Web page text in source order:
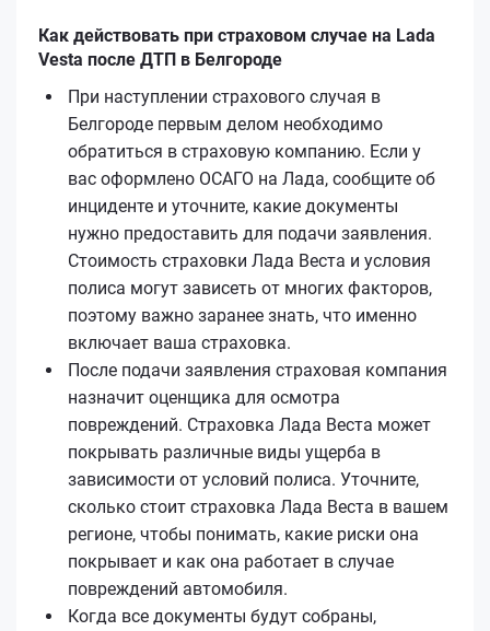
Как действовать при страховом случае на Lada
Vesta после ДТП в Белгороде
При наступлении страхового случая в
Белгороде первым делом необходимо
обратиться в страховую компанию. Если у
вас оформлено ОСАГО на Лада, сообщите об
инциденте и уточните, какие документы
нужно предоставить для подачи заявления.
Стоимость страховки Лада Веста и условия
полиса могут зависеть от многих факторов,
поэтому важно заранее знать, что именно
включает ваша страховка.
После подачи заявления страховая компания
назначит оценщика для осмотра
повреждений. Страховка Лада Веста может
покрывать различные виды ущерба в
зависимости от условий полиса. Уточните,
сколько стоит страховка Лада Веста в вашем
регионе, чтобы понимать, какие риски она
покрывает и как она работает в случае
повреждений автомобиля.
Когда все документы будут собраны,